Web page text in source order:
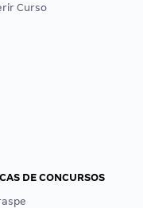
Curso
DE CONCURSOS